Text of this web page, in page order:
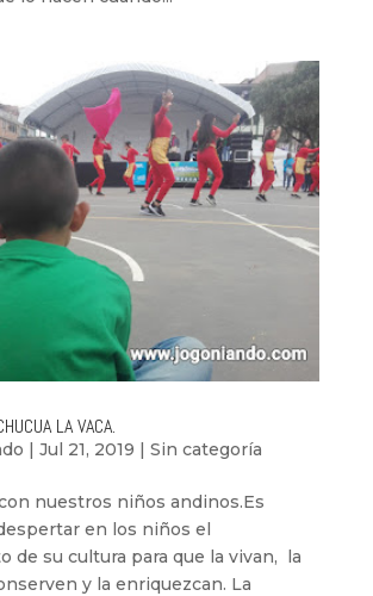
LA VACA.
| Jul 21, 2019 | Sin categoría
nuestros niños andinos.Es
en los niños el
de su cultura para que la vivan, la
y la enriquezcan. La